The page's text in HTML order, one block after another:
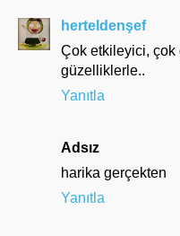
herteldenşef
Çok etkileyici, çok
güzelliklerle..
Yanıtla
Adsız
harika gerçekten
Yanıtla